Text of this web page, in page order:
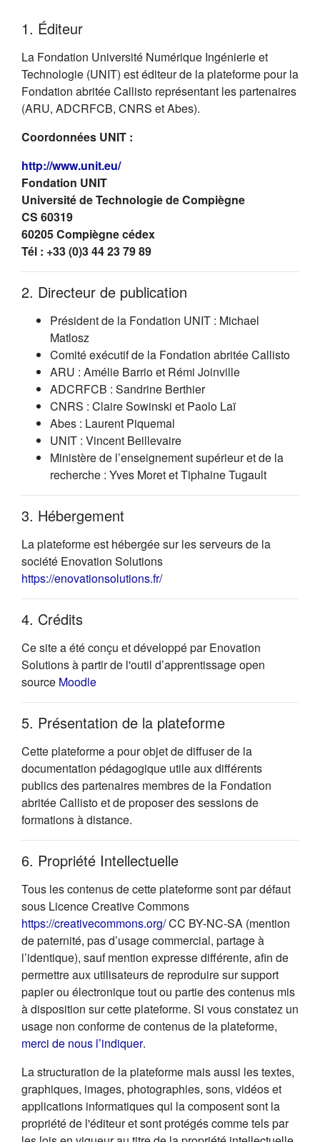
1. Éditeur
La Fondation Université Numérique Ingénierie et
Technologie (UNIT) est éditeur de la plateforme pour la
Fondation abritée Callisto représentant les partenaires
(ARU, ADCRFCB, CNRS et Abes).
Coordonnées UNIT :
http://www.unit.eu/(s'ouvre dans un nouvel onglet)
Fondation UNIT
Université de Technologie de Compiègne
CS 60319
60205 Compiègne cédex
Tél : +33 (0)3 44 23 79 89
2. Directeur de publication
Président de la Fondation UNIT : Michael
Matlosz
Comité exécutif de la Fondation abritée Callisto
ARU : Amélie Barrio et Rémi Joinville
ADCRFCB : Sandrine Berthier
CNRS : Claire Sowinski et Paolo Laï
Abes : Laurent Piquemal
UNIT : Vincent Beillevaire
Ministère de l’enseignement supérieur et de la
recherche : Yves Moret et Tiphaine Tugault
3. Hébergement
La plateforme est hébergée sur les serveurs de la
société Enovation Solutions
https://enovationsolutions.fr/(s'ouvre dans un nouvel onglet)
4. Crédits
Ce site a été conçu et développé par Enovation
Solutions à partir de l'outil d’apprentissage open
source Moodle(s'ouvre dans un nouvel onglet)
5. Présentation de la plateforme
Cette plateforme a pour objet de diffuser de la
documentation pédagogique utile aux différents
publics des partenaires membres de la Fondation
abritée Callisto et de proposer des sessions de
formations à distance.
6. Propriété Intellectuelle
Tous les contenus de cette plateforme sont par défaut
sous Licence Creative Commons
https://creativecommons.org/(s'ouvre dans un nouvel
CC BY-NC-SA (mention
de paternité, pas d’usage commercial, partage à
l’identique), sauf mention expresse différente, afin de
permettre aux utilisateurs de reproduire sur support
papier ou électronique tout ou partie des contenus mis
à disposition sur cette plateforme. Si vous constatez un
usage non conforme de contenus de la plateforme,
merci de nous l’indiquer(s'ouvre dans un nouvel onglet)
.
La structuration de la plateforme mais aussi les textes,
graphiques, images, photographies, sons, vidéos et
applications informatiques qui la composent sont la
propriété de l'éditeur et sont protégés comme tels par